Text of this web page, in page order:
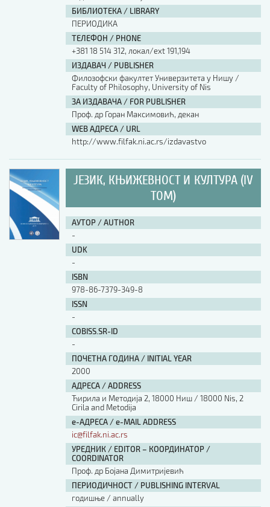
БИБЛИОТЕКА / LIBRARY
ПЕРИОДИКА
ТЕЛЕФОН / PHONE
+381 18 514 312, локал/ext 191,194
ИЗДАВАЧ / PUBLISHER
Филозофски факултет Универзитета у Нишу /
Faculty of Philosophy, University of Nis
ЗА ИЗДАВАЧА / FOR PUBLISHER
Проф. др Горан Максимовић, декан
WEB АДРЕСА / URL
http://www.filfak.ni.ac.rs/izdavastvo
ЈЕЗИК, КЊИЖЕВНОСТ И КУЛТУРА (IV
ТОМ)
АУТОР / AUTHOR
-
UDK
-
ISBN
978-86-7379-349-8
ISSN
-
COBISS.SR-ID
-
ПОЧЕТНА ГОДИНА / INITIAL YEAR
2000
АДРЕСА / ADDRESS
Ћирила и Методија 2, 18000 Ниш / 18000 Nis, 2
Cirila and Metodija
е-АДРЕСА / e-MAIL ADDRESS
ic@filfak.ni.ac.rs
УРЕДНИК / EDITOR – КООРДИНАТОР /
COORDINATOR
Проф. др Бојана Димитријевић
ПЕРИОДИЧНОСТ / PUBLISHING INTERVAL
годишње / annually